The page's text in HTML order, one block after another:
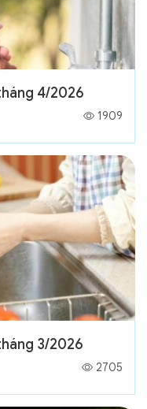
4/2026
1909
3/2026
2705